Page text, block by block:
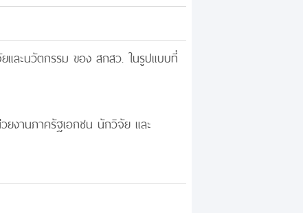
และนวัตกรรม ของ สกสว. ในรูปแบบที่
ยงานภาครัฐเอกชน นักวิจัย และ